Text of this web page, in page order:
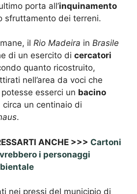
porta all’inquinamento
sfruttamento dei terreni.
il Rio Madeira in Brasile
di un esercito di cercatori
quanto ricostruito,
nell’area da voci che
esserci un bacino
circa un centinaio di
.
ANCHE >>> Cartoni
i personaggi
nei pressi del municipio di